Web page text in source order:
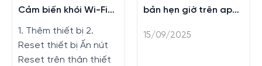
Cảm biến khói Wi-Fi
trên app FPT LIFE
1. Thêm thiết bị 2.
Reset thiết bị Ấn nút
Reset trên thân thiết
bản hẹn giờ trên app
15/09/2025